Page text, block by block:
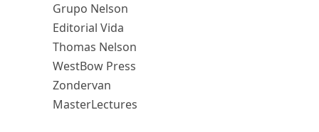
Grupo Nelson
Editorial Vida
Thomas Nelson
WestBow Press
Zondervan
MasterLectures